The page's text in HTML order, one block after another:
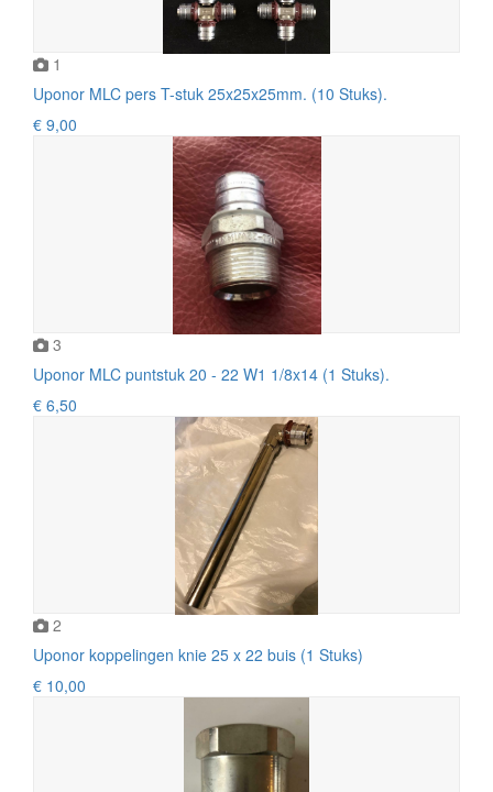
1
Uponor MLC pers T-stuk 25x25x25mm. (10 Stuks).
€ 9,00
3
Uponor MLC puntstuk 20 - 22 W1 1/8x14 (1 Stuks).
€ 6,50
2
Uponor koppelingen knie 25 x 22 buis (1 Stuks)
€ 10,00